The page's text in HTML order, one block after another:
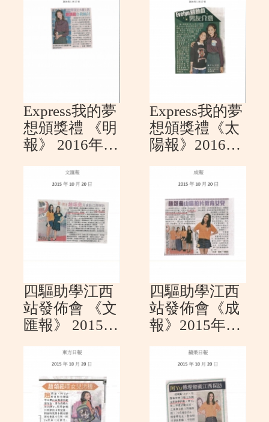
Express我的夢
想頒獎禮 《明
報》 2016年1
Express我的夢
想頒獎禮《太
陽報》2016年
四驅助學江西
站發佈會 《文
匯報》 2015年
四驅助學江西
站發佈會《成
報》2015年10